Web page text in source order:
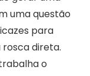
uma questão
para
direta.
o